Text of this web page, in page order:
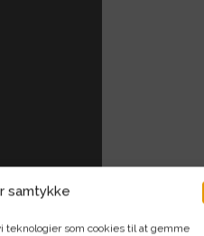
samtykke
teknologier som cookies til at gemme